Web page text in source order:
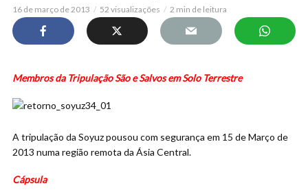
16 de março de 2013 52 visualizações 2 min de leitura
Membros da Tripulação São e Salvos em Solo Terrestre
A tripulação da Soyuz pousou com segurança em 15 de Março de
2013 numa região remota da Ásia Central.
Cápsula